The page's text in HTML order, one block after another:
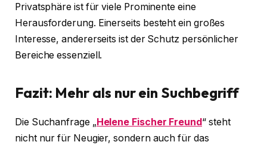
Privatsphäre ist für viele Prominente eine
Herausforderung. Einerseits besteht ein großes
Interesse, andererseits ist der Schutz persönlicher
Bereiche essenziell.
Fazit: Mehr als nur ein Suchbegriff
Die Suchanfrage „ Helene Fischer Freund “ steht
nicht nur für Neugier, sondern auch für das